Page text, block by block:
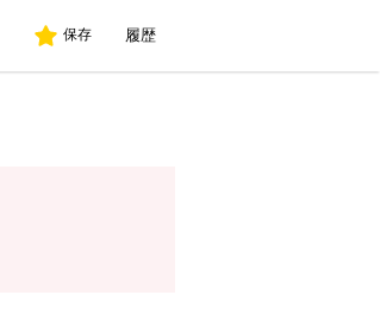
保存 履歴